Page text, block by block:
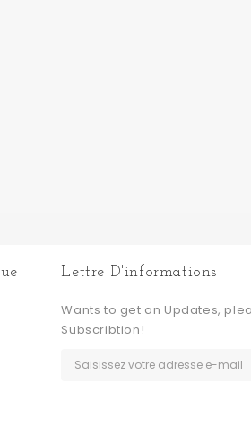
Lettre D'informations
Wants to get an Updates,
Subscribtion!